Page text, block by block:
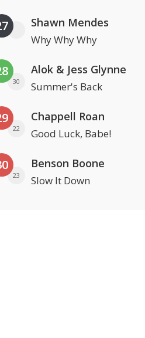
Shawn Mendes
Why Why Why
30
Alok & Jess Glynne
Summer's Back
22
Chappell Roan
Good Luck, Babe!
23
Benson Boone
Slow It Down